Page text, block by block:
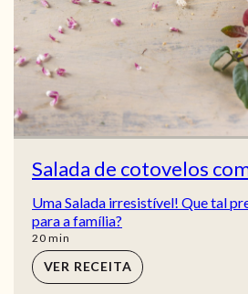
Salada de cotovelos
Uma Salada irresistível! Que tal
para a família?
20min
min
VER RECEITA